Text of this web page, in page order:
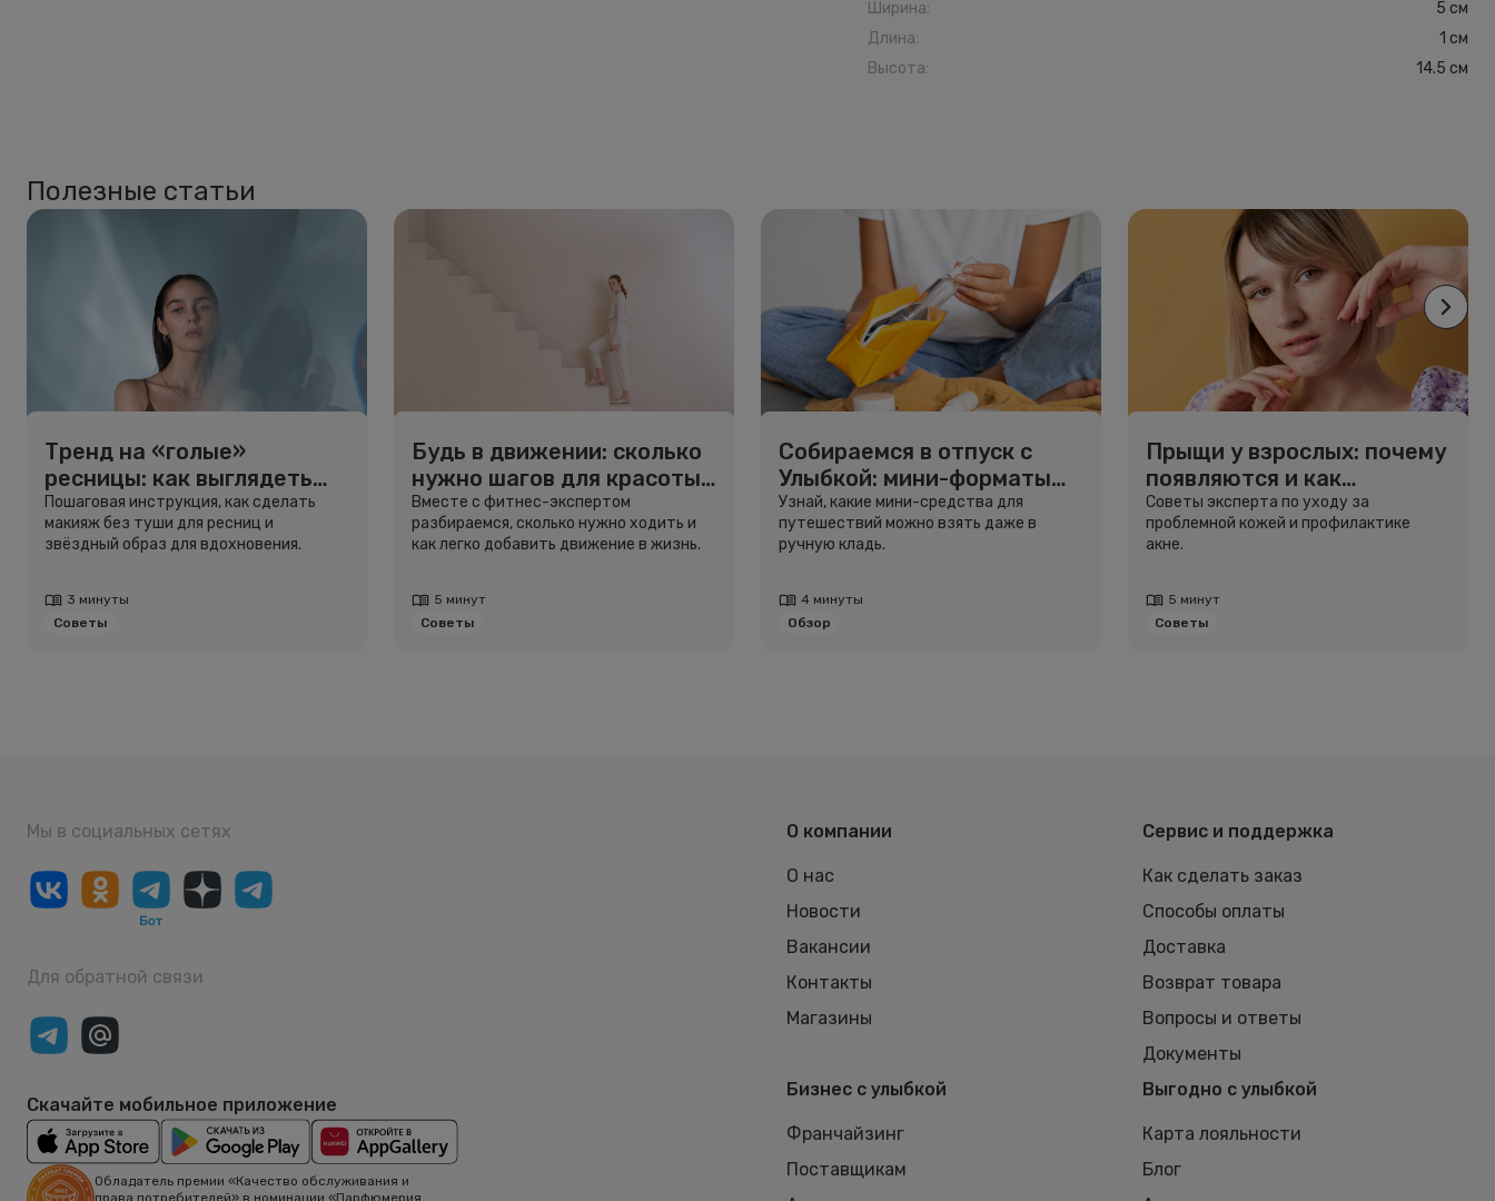
Ширина:
5 см
Длина:
1 см
Высота: 14.5 см
Полезные статьи
Тренд на «голые»
ресницы: как выглядеть
свежо, не используя тушь
Пошаговая инструкция, как сделать
макияж без туши для ресниц и
звёздный образ для вдохновения.
3 минуты
Советы
Будь в движении: сколько
нужно шагов для красоты
и здоровья
Вместе с фитнес-экспертом
разбираемся, сколько нужно ходить и
как легко добавить движение в жизнь.
5 минут
Советы
Собираемся в отпуск с
Улыбкой: мини-форматы
для путешествий
Узнай, какие мини-средства для
путешествий можно взять даже в
ручную кладь.
4 минуты
Обзор
Прыщи у взрослых: почему
появляются и как
избавиться
Советы эксперта по уходу за
проблемной кожей и профилактике
акне.
5 минут
Советы
Мы в социальных сетях
Для обратной связи
Скачайте мобильное приложение
Обладатель премии «Качество обслуживания и
права потребителей» в номинации «Парфюмерия
О компании
О нас
Новости
Вакансии
Контакты
Магазины
Сервис и поддержка
Как сделать заказ
Способы оплаты
Доставка
Возврат товара
Вопросы и ответы
Документы
Бизнес с улыбкой
Франчайзинг
Поставщикам
Выгодно с улыбкой
Карта лояльности
Блог